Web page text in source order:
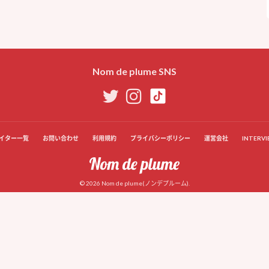
Nom de plume SNS
ター一覧 お問い合わせ 利用規約 プライバシーポリシー 運営会社
© 2026 Nom de plume(ノンデプルーム).